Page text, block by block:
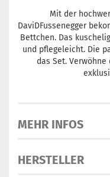
Mit der
DaviDFussenegger
Bettchen. Das
und pflegeleicht. Die
das Set.
MEHR INFOS
HERSTELLER